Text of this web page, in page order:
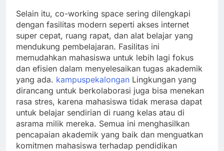
Selain itu, co-working space sering dilengkapi
dengan fasilitas modern seperti akses internet
super cepat, ruang rapat, dan alat belajar yang
mendukung pembelajaran. Fasilitas ini
memudahkan mahasiswa untuk lebih lagi fokus
dan efisien dalam menyelesaikan tugas akademik
yang ada. kampuspekalongan Lingkungan yang
dirancang untuk berkolaborasi juga bisa menekan
rasa stres, karena mahasiswa tidak merasa dapat
untuk belajar sendirian di ruang kelas atau di
asrama milik mereka. Semua ini menghasilkan
pencapaian akademik yang baik dan menguatkan
komitmen mahasiswa terhadap pendidikan